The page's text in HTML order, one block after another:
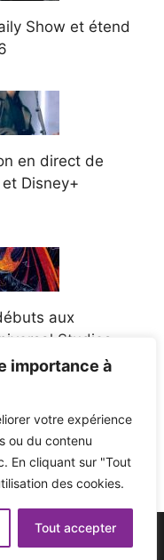
importance à
votre expérience
ou du contenu
En cliquant sur "Tout
des cookies.
Tout accepter
Show et étend
en direct de
Disney+
aux
Studios
l'Ohio après la